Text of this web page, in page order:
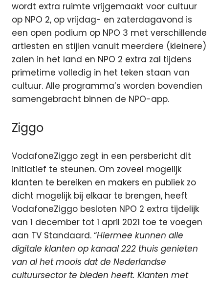
wordt extra ruimte vrijgemaakt voor cultuur
op NPO 2, op vrijdag- en zaterdagavond is
een open podium op NPO 3 met verschillende
artiesten en stijlen vanuit meerdere (kleinere)
zalen in het land en NPO 2 extra zal tijdens
primetime volledig in het teken staan van
cultuur. Alle programma’s worden bovendien
samengebracht binnen de NPO-app.
Ziggo
VodafoneZiggo zegt in een persbericht dit
initiatief te steunen. Om zoveel mogelijk
klanten te bereiken en makers en publiek zo
dicht mogelijk bij elkaar te brengen, heeft
VodafoneZiggo besloten NPO 2 extra tijdelijk
van 1 december tot 1 april 2021 toe te voegen
aan TV Standaard. “Hiermee kunnen alle
digitale klanten op kanaal 222 thuis genieten
van al het moois dat de Nederlandse
cultuursector te bieden heeft. Klanten met